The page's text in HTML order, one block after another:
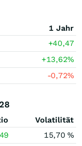
1 Jahr
+40,47
+13,62%
-0,72%
Volatilität
15,70 %